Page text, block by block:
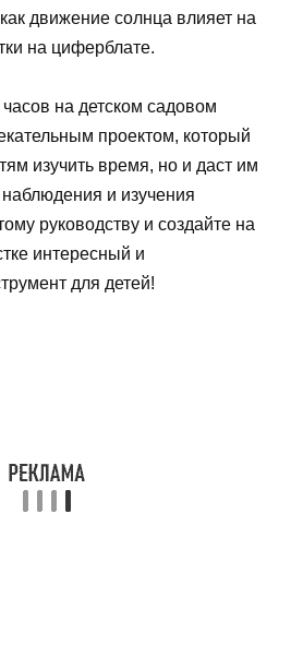
движение солнца влияет на
на циферблате.
на детском садовом
проектом, который
изучить время, но и даст им
и изучения
руководству и создайте на
интересный и
для детей!